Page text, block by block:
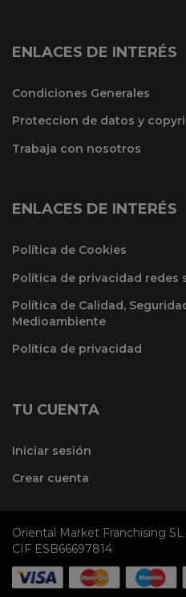
ENLACES DE INTERÉS
Condiciones Generales
Proteccion de datos y
Trabaja con nosotros
ENLACES DE INTERÉS
Política de Cookies
Política de privacidad redes
Política de Calidad,
Medioambiente
Política de privacidad
TU CUENTA
Iniciar sesión
Crear cuenta
Oriental Market Franchising
CIF ESB66697814